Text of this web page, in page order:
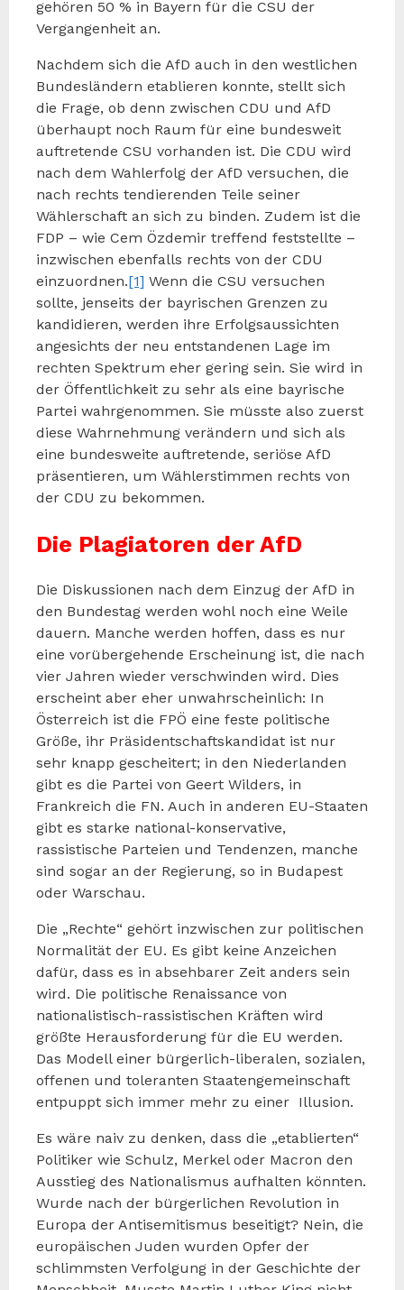
gehören 50 % in Bayern für die CSU der
Vergangenheit an.
Nachdem sich die AfD auch in den westlichen
Bundesländern etablieren konnte, stellt sich
die Frage, ob denn zwischen CDU und AfD
überhaupt noch Raum für eine bundesweit
auftretende CSU vorhanden ist. Die CDU wird
nach dem Wahlerfolg der AfD versuchen, die
nach rechts tendierenden Teile seiner
Wählerschaft an sich zu binden. Zudem ist die
FDP – wie Cem Özdemir treffend feststellte –
inzwischen ebenfalls rechts von der CDU
einzuordnen.[1] Wenn die CSU versuchen
sollte, jenseits der bayrischen Grenzen zu
kandidieren, werden ihre Erfolgsaussichten
angesichts der neu entstandenen Lage im
rechten Spektrum eher gering sein. Sie wird in
der Öffentlichkeit zu sehr als eine bayrische
Partei wahrgenommen. Sie müsste also zuerst
diese Wahrnehmung verändern und sich als
eine bundesweite auftretende, seriöse AfD
präsentieren, um Wählerstimmen rechts von
der CDU zu bekommen.
Die Plagiatoren der AfD
Die Diskussionen nach dem Einzug der AfD in
den Bundestag werden wohl noch eine Weile
dauern. Manche werden hoffen, dass es nur
eine vorübergehende Erscheinung ist, die nach
vier Jahren wieder verschwinden wird. Dies
erscheint aber eher unwahrscheinlich: In
Österreich ist die FPÖ eine feste politische
Größe, ihr Präsidentschaftskandidat ist nur
sehr knapp gescheitert; in den Niederlanden
gibt es die Partei von Geert Wilders, in
Frankreich die FN. Auch in anderen EU-Staaten
gibt es starke national-konservative,
rassistische Parteien und Tendenzen, manche
sind sogar an der Regierung, so in Budapest
oder Warschau.
Die „Rechte“ gehört inzwischen zur politischen
Normalität der EU. Es gibt keine Anzeichen
dafür, dass es in absehbarer Zeit anders sein
wird. Die politische Renaissance von
nationalistisch-rassistischen Kräften wird
größte Herausforderung für die EU werden.
Das Modell einer bürgerlich-liberalen, sozialen,
offenen und toleranten Staatengemeinschaft
entpuppt sich immer mehr zu einer Illusion.
Es wäre naiv zu denken, dass die „etablierten“
Politiker wie Schulz, Merkel oder Macron den
Ausstieg des Nationalismus aufhalten könnten.
Wurde nach der bürgerlichen Revolution in
Europa der Antisemitismus beseitigt? Nein, die
europäischen Juden wurden Opfer der
schlimmsten Verfolgung in der Geschichte der